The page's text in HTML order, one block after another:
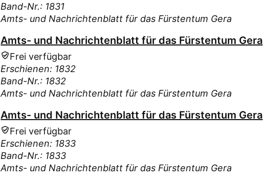
Band-Nr.: 1831
Amts- und Nachrichtenblatt für das Fürstentum Gera
Amts- und Nachrichtenblatt für das Fürstentum Gera
Frei verfügbar
Erschienen: 1832
Band-Nr.: 1832
Amts- und Nachrichtenblatt für das Fürstentum Gera
Amts- und Nachrichtenblatt für das Fürstentum Gera
Frei verfügbar
Erschienen: 1833
Band-Nr.: 1833
Amts- und Nachrichtenblatt für das Fürstentum Gera